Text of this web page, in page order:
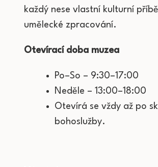
každý nese vlastní kulturní
umělecké zpracování.
Otevírací doba muzea
Po–So – 9:30–17:00
Neděle – 13:00–18:00
Otevírá se vždy až po
bohoslužby.